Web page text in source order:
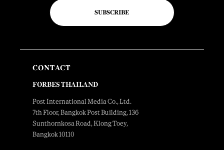
SUBSCRIBE
CONTACT
FORBES THAILAND
Post International Media Co., Ltd.
7th Floor, Bangkok Post Building, 136
Sunthornkosa Road, Klong Toey,
Bangkok 10110